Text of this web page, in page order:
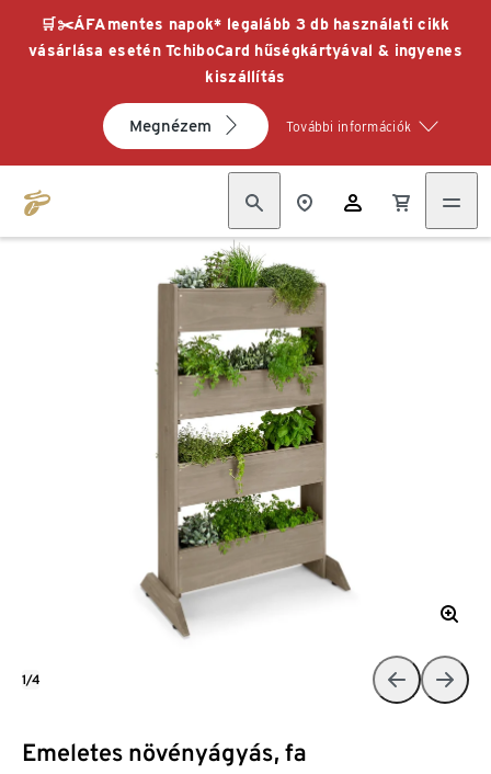
🛒✂️ÁFAmentes napok* legalább 3 db használati cikk
vásárlása esetén TchiboCard hűségkártyával & ingyenes
kiszállítás
Megnézem További információk
Emeletes növényágyás, fa
1/4